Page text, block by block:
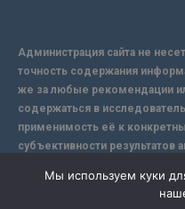
Администрация сайта не
точность содержания
же за любые рекомендации
содержаться в
применимость её к
субъективности результатов
надежной защиты
Мы используем куки